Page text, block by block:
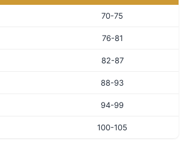
70-75
76-81
82-87
88-93
94-99
100-105